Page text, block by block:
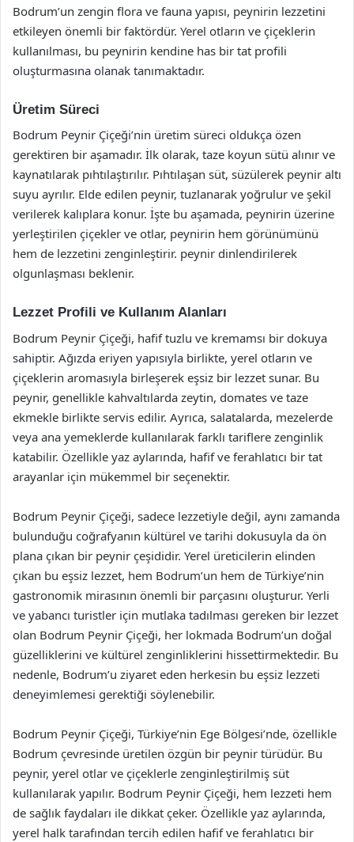
Bodrum’un zengin flora ve fauna yapısı, peynirin lezzetini
etkileyen önemli bir faktördür. Yerel otların ve çiçeklerin
kullanılması, bu peynirin kendine has bir tat profili
oluşturmasına olanak tanımaktadır.
Üretim Süreci
Bodrum Peynir Çiçeği’nin üretim süreci oldukça özen
gerektiren bir aşamadır. İlk olarak, taze koyun sütü alınır ve
kaynatılarak pıhtılaştırılır. Pıhtılaşan süt, süzülerek peynir altı
suyu ayrılır. Elde edilen peynir, tuzlanarak yoğrulur ve şekil
verilerek kalıplara konur. İşte bu aşamada, peynirin üzerine
yerleştirilen çiçekler ve otlar, peynirin hem görünümünü
hem de lezzetini zenginleştirir. peynir dinlendirilerek
olgunlaşması beklenir.
Lezzet Profili ve Kullanım Alanları
Bodrum Peynir Çiçeği, hafif tuzlu ve kremamsı bir dokuya
sahiptir. Ağızda eriyen yapısıyla birlikte, yerel otların ve
çiçeklerin aromasıyla birleşerek eşsiz bir lezzet sunar. Bu
peynir, genellikle kahvaltılarda zeytin, domates ve taze
ekmekle birlikte servis edilir. Ayrıca, salatalarda, mezelerde
veya ana yemeklerde kullanılarak farklı tariflere zenginlik
katabilir. Özellikle yaz aylarında, hafif ve ferahlatıcı bir tat
arayanlar için mükemmel bir seçenektir.
Bodrum Peynir Çiçeği, sadece lezzetiyle değil, aynı zamanda
bulunduğu coğrafyanın kültürel ve tarihi dokusuyla da ön
plana çıkan bir peynir çeşididir. Yerel üreticilerin elinden
çıkan bu eşsiz lezzet, hem Bodrum’un hem de Türkiye’nin
gastronomik mirasının önemli bir parçasını oluşturur. Yerli
ve yabancı turistler için mutlaka tadılması gereken bir lezzet
olan Bodrum Peynir Çiçeği, her lokmada Bodrum’un doğal
güzelliklerini ve kültürel zenginliklerini hissettirmektedir. Bu
nedenle, Bodrum’u ziyaret eden herkesin bu eşsiz lezzeti
deneyimlemesi gerektiği söylenebilir.
Bodrum Peynir Çiçeği, Türkiye’nin Ege Bölgesi’nde, özellikle
Bodrum çevresinde üretilen özgün bir peynir türüdür. Bu
peynir, yerel otlar ve çiçeklerle zenginleştirilmiş süt
kullanılarak yapılır. Bodrum Peynir Çiçeği, hem lezzeti hem
de sağlık faydaları ile dikkat çeker. Özellikle yaz aylarında,
yerel halk tarafından tercih edilen hafif ve ferahlatıcı bir